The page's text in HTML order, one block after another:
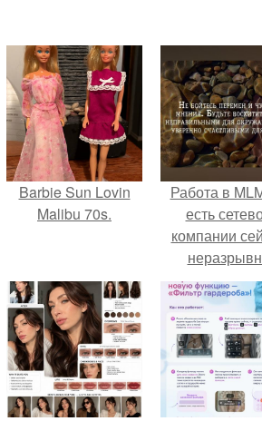
Barbie Sun Lovin
Malibu 70s.
Работа в
есть
компании
связана с
своего
своей
соц сетях.